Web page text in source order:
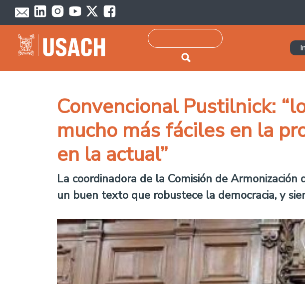
Passar para o conteúdo principal
Pesquisar
Convencional Pustilnick:
mucho más fáciles en la
en la actual”
La coordinadora de la Comisión de
un buen texto que robustece la democracia, y